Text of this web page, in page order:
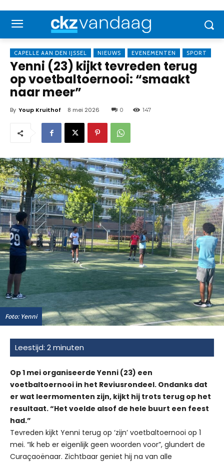
CAPELLE AAN DEN IJSSEL NIEUWS EVENEMENTEN SPORT
Yenni (23) kijkt tevreden terug
op voetbaltoernooi: “smaakt
naar meer”
By Youp Kruithof 8 mei 2026 0 147
Foto: Yenni
Op 1 mei organiseerde Yenni (23) een
voetbaltoernooi in het Reviusrondeel. Ondanks dat
er wat leermomenten zijn, kijkt hij trots terug op het
resultaat. “Het voelde alsof de hele buurt een feest
had.”
Tevreden kijkt Yenni terug op ‘zijn’ voetbaltoernooi op 1
mei. “Ik heb er eigenlijk geen woorden voor”, glundert de
Curaçaoënaar. Zichtbaar geniet hij na van alle